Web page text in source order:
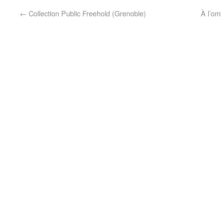
← Collection Public Freehold (Grenoble) À